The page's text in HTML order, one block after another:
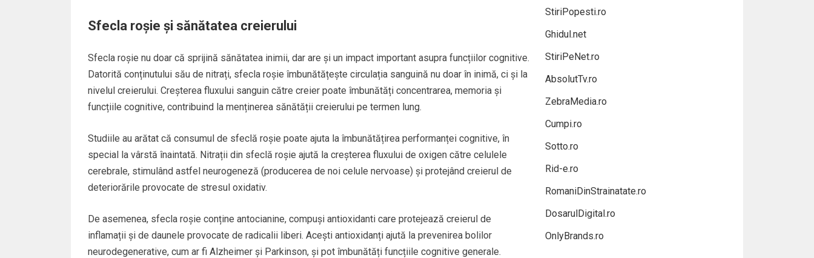
Sfecla roșie și sănătatea creierului
Sfecla roșie nu doar că sprijină sănătatea inimii, dar are și un impact important asupra funcțiilor cognitive.
Datorită conținutului său de nitrați, sfecla roșie îmbunătățește circulația sanguină nu doar în inimă, ci și la
nivelul creierului. Creșterea fluxului sanguin către creier poate îmbunătăți concentrarea, memoria și
funcțiile cognitive, contribuind la menținerea sănătății creierului pe termen lung.
Studiile au arătat că consumul de sfeclă roșie poate ajuta la îmbunătățirea performanței cognitive, în
special la vârstă înaintată. Nitrații din sfeclă roșie ajută la creșterea fluxului de oxigen către celulele
cerebrale, stimulând astfel neurogeneză (producerea de noi celule nervoase) și protejând creierul de
deteriorările provocate de stresul oxidativ.
De asemenea, sfecla roșie conține antocianine, compuși antioxidanti care protejează creierul de
inflamații și de daunele provocate de radicalii liberi. Acești antioxidanți ajută la prevenirea bolilor
neurodegenerative, cum ar fi Alzheimer și Parkinson, și pot îmbunătăți funcțiile cognitive generale.
StiriPopesti.ro
Ghidul.net
StiriPeNet.ro
AbsolutTv.ro
ZebraMedia.ro
Cumpi.ro
Sotto.ro
Rid-e.ro
RomaniDinStrainatate.ro
DosarulDigital.ro
OnlyBrands.ro